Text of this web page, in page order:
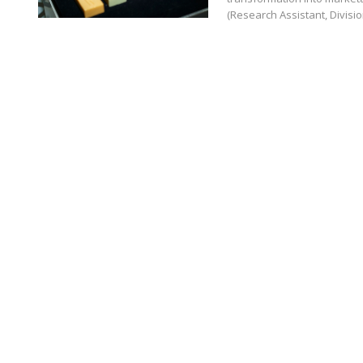
(Research Assistant,